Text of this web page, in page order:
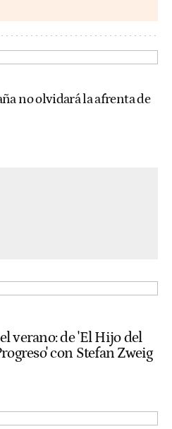
no olvidará la afrenta de
verano: de 'El Hijo del
con Stefan Zweig